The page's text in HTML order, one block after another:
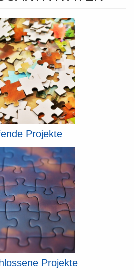
Projekte
Projekte